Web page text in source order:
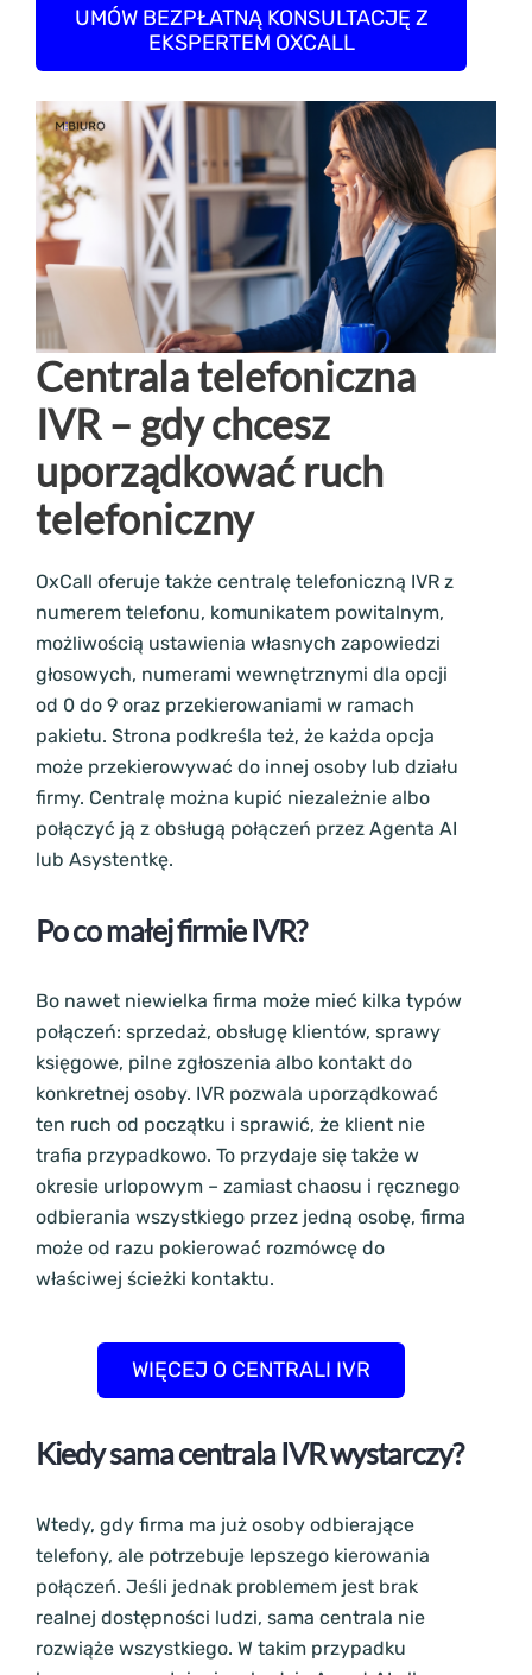
UMÓW BEZPŁATNĄ KONSULTACJĘ Z
EKSPERTEM OXCALL
Centrala telefoniczna
IVR – gdy chcesz
uporządkować ruch
telefoniczny
OxCall oferuje także centralę telefoniczną IVR z
numerem telefonu, komunikatem powitalnym,
możliwością ustawienia własnych zapowiedzi
głosowych, numerami wewnętrznymi dla opcji
od 0 do 9 oraz przekierowaniami w ramach
pakietu. Strona podkreśla też, że każda opcja
może przekierowywać do innej osoby lub działu
firmy. Centralę można kupić niezależnie albo
połączyć ją z obsługą połączeń przez Agenta AI
lub Asystentkę.
Po co małej firmie IVR?
Bo nawet niewielka firma może mieć kilka typów
połączeń: sprzedaż, obsługę klientów, sprawy
księgowe, pilne zgłoszenia albo kontakt do
konkretnej osoby. IVR pozwala uporządkować
ten ruch od początku i sprawić, że klient nie
trafia przypadkowo. To przydaje się także w
okresie urlopowym – zamiast chaosu i ręcznego
odbierania wszystkiego przez jedną osobę, firma
może od razu pokierować rozmówcę do
właściwej ścieżki kontaktu.
WIĘCEJ O CENTRALI IVR
Kiedy sama centrala IVR wystarczy?
Wtedy, gdy firma ma już osoby odbierające
telefony, ale potrzebuje lepszego kierowania
połączeń. Jeśli jednak problemem jest brak
realnej dostępności ludzi, sama centrala nie
rozwiąże wszystkiego. W takim przypadku